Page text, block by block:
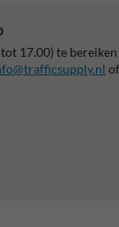
17.00) te